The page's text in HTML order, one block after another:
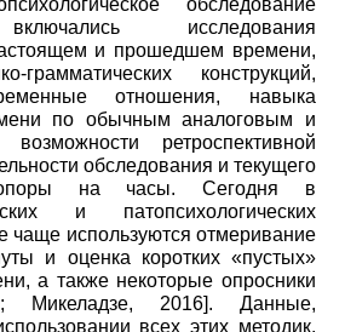
обследование
исследования
и прошедшем времени,
грамматических конструкций,
отношения, навыка
по обычным аналоговым и
ретроспективной
обследования и текущего
на часы. Сегодня в
и патопсихологических
чаще используются отмеривание
и оценка коротких «пустых»
а также некоторые опросники
; Микеладзе, 2016]. Данные,
всех этих методик,